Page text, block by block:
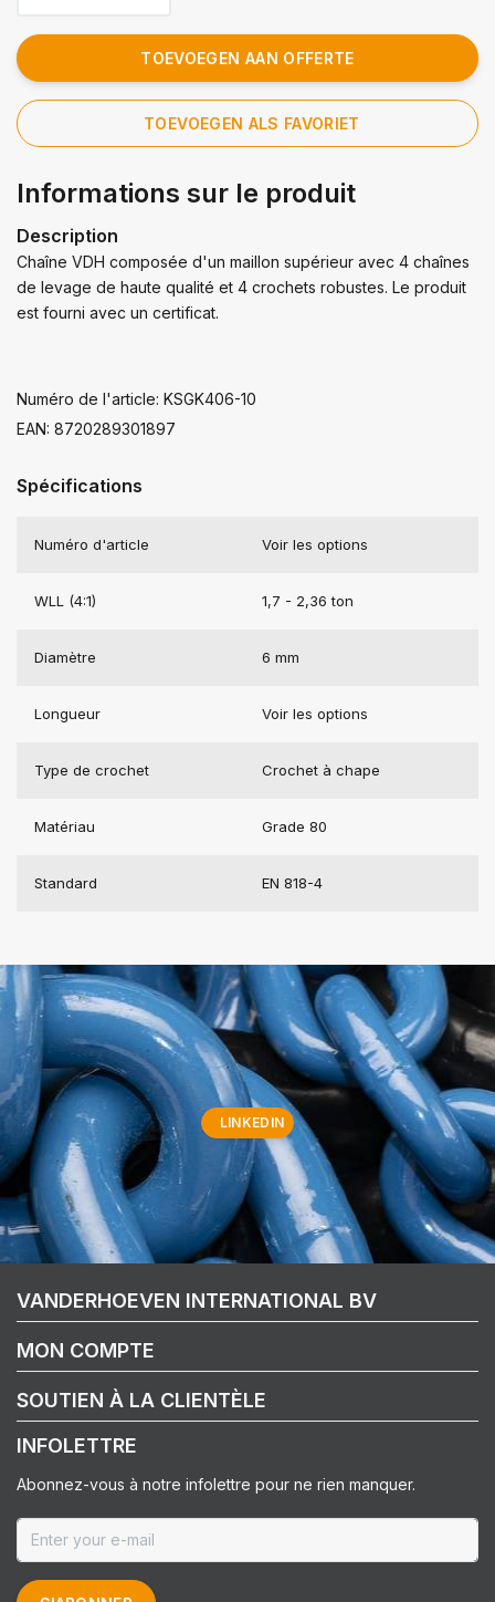
TOEVOEGEN AAN OFFERTE
TOEVOEGEN ALS FAVORIET
Informations sur le produit
Description
Chaîne VDH composée d'un maillon supérieur avec 4 chaînes
de levage de haute qualité et 4 crochets robustes. Le produit
est fourni avec un certificat.
Numéro de l'article: KSGK406-10
EAN: 8720289301897
Spécifications
Numéro d'article Voir les options
WLL (4:1) 1,7 - 2,36 ton
Diamètre 6 mm
Longueur Voir les options
Type de crochet Crochet à chape
Matériau Grade 80
Standard EN 818-4
LINKEDIN
VANDERHOEVEN INTERNATIONAL BV
MON COMPTE
SOUTIEN À LA CLIENTÈLE
INFOLETTRE
Abonnez-vous à notre infolettre pour ne rien manquer.